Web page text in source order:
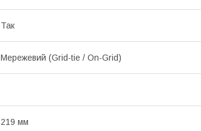
Так
Мережевий (Grid-tie / On-Grid)
219 мм